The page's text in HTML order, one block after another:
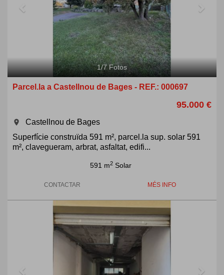
1/7Fotos
Parcel.la a Castellnou de Bages - REF.: 000697
95.000 €
room
Castellnou de Bages
Superfície construïda 591 m², parcel.la sup. solar 591
m², clavegueram, arbrat, asfaltat, edifi...
591 m2 Solar
CONTACTAR MÉS INFO
Previous